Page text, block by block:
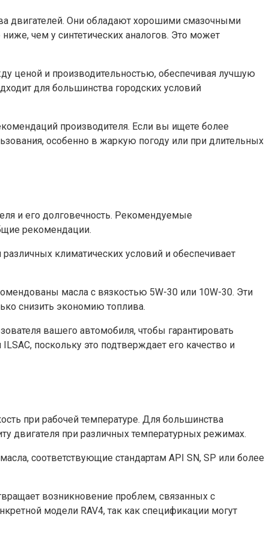
двигателей. Они обладают хорошими смазочными
чем у синтетических аналогов. Это может
ценой и производительностью, обеспечивая лучшую
для большинства городских условий
производителя. Если вы ищете более
особенно в жаркую погоду или при длительных
и его долговечность. Рекомендуемые
рекомендации.
климатических условий и обеспечивает
масла с вязкостью 5W-30 или 10W-30. Эти
снизить экономию топлива.
вашего автомобиля, чтобы гарантировать
поскольку это подтверждает его качество и
при рабочей температуре. Для большинства
двигателя при различных температурных режимах.
соответствующие стандартам API SN, SP или более
возникновение проблем, связанных с
модели RAV4, так как спецификации могут